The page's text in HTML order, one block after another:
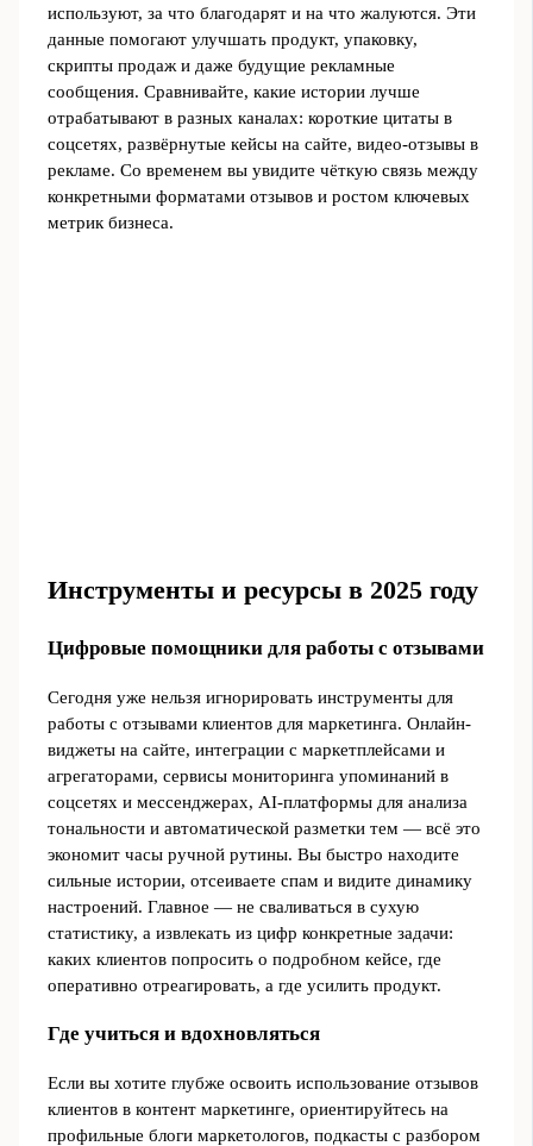
используют, за что благодарят и на что жалуются. Эти
данные помогают улучшать продукт, упаковку,
скрипты продаж и даже будущие рекламные
сообщения. Сравнивайте, какие истории лучше
отрабатывают в разных каналах: короткие цитаты в
соцсетях, развёрнутые кейсы на сайте, видео-отзывы в
рекламе. Со временем вы увидите чёткую связь между
конкретными форматами отзывов и ростом ключевых
метрик бизнеса.
Инструменты и ресурсы в 2025 году
Цифровые помощники для работы с отзывами
Сегодня уже нельзя игнорировать инструменты для
работы с отзывами клиентов для маркетинга. Онлайн-
виджеты на сайте, интеграции с маркетплейсами и
агрегаторами, сервисы мониторинга упоминаний в
соцсетях и мессенджерах, AI-платформы для анализа
тональности и автоматической разметки тем — всё это
экономит часы ручной рутины. Вы быстро находите
сильные истории, отсеиваете спам и видите динамику
настроений. Главное — не сваливаться в сухую
статистику, а извлекать из цифр конкретные задачи:
каких клиентов попросить о подробном кейсе, где
оперативно отреагировать, а где усилить продукт.
Где учиться и вдохновляться
Если вы хотите глубже освоить использование отзывов
клиентов в контент маркетинге, ориентируйтесь на
профильные блоги маркетологов, подкасты с разбором